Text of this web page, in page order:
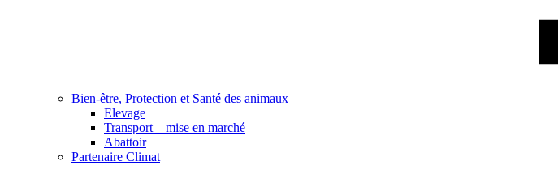
Bien-être, Protection et Santé des animaux
Elevage
Transport – mise en marché
Abattoir
Partenaire Climat